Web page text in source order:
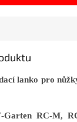
lanko pro
Garten RC-M,